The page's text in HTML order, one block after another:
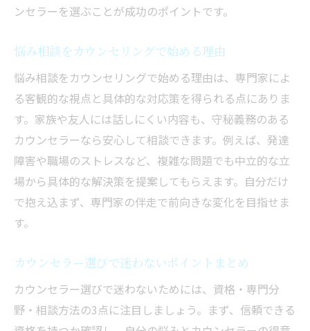
カウンセリングで家族の悩みを解決するコ
発達障害や家族問題で選ぶべき相談窓口
水戸市で発達障害相談ができるカウンセリ
ング
無料相談ができる水戸市の心理カウンセリング
情報
無料カウンセリングのメリットと活用法
無料カウンセリングと有料サービスの違い
カウンセリングの無料体験で気を付ける点
ンセラーを選ぶことが成功のポイントです。
悩み相談をカウンセリングで始める理由
悩み相談をカウンセリングで始める理由は、専門家によ
る客観的な視点と具体的な対応策を得られる点にありま
す。家族や友人には話しにくい内容も、守秘義務のある
カウンセラーなら安心して相談できます。例えば、発達
障害や職場のストレスなど、複雑な問題でも中立的な立
場から具体的な解決策を提案してもらえます。自分だけ
で抱え込まず、専門家の伴走で前向きな変化を目指せま
す。
カウンセラー選びで迷わないポイントまとめ
カウンセラー選びで迷わないためには、資格・専門分
野・相談方法の3点に注目しましょう。まず、信頼できる